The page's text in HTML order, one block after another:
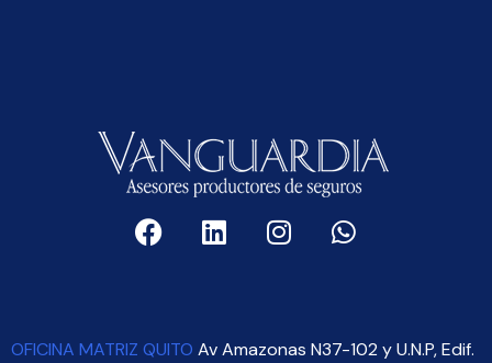
OFICINA MATRIZ QUITO Av Amazonas N37-102 y U.N.P, Edif.